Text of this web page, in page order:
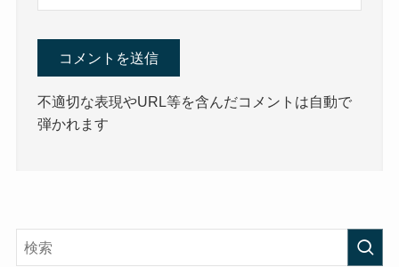
不適切な表現やURL等を含んだコメントは自動で
弾かれます